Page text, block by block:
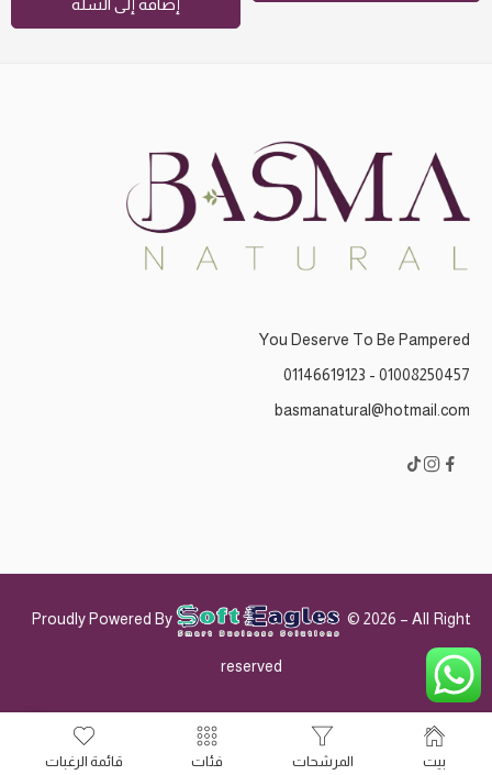
إضافة إلى السلة
You Deserve To Be Pampered
01008250457 - 01146619123
basmanatural@hotmail.com
Proudly Powered By © 2026 – All Right
reserved
بيت المرشحات فئات قائمة الرغبات